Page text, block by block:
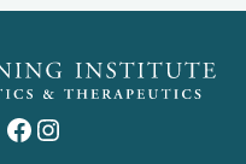
Facebook
Instagram